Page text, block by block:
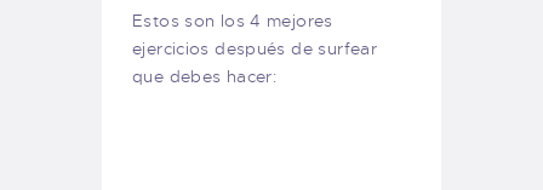
Estos son los 4 mejores
ejercicios después de surfear
que debes hacer: